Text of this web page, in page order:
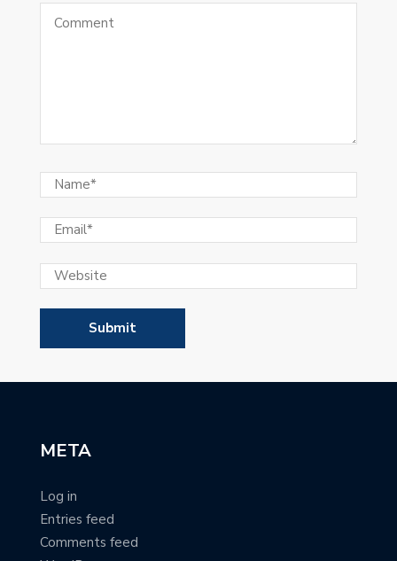
META
Log in
Entries feed
Comments feed